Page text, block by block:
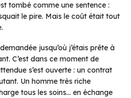
tombé comme une sentence :
le pire. Mais le coût était tout
jusqu’où j’étais prête à
C’est dans ce moment de
s’est ouverte : un contrat
Un homme très riche
tous les soins… en échange